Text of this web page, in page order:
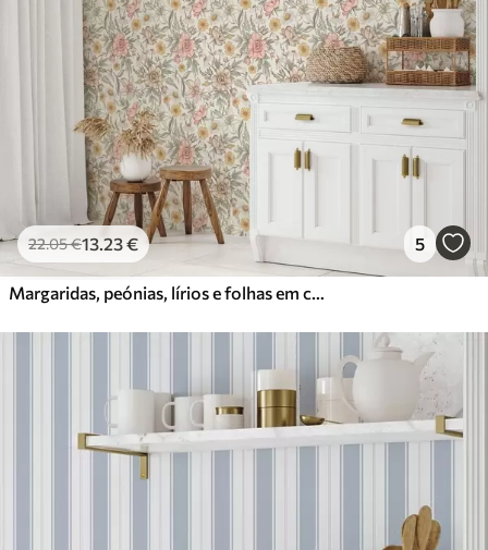
22.05€13.23€ 5
Margaridas, peónias, lírios e folhas em cores delicadas